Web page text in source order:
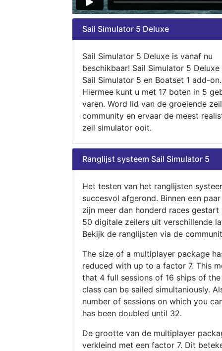
Sail Simulator 5 Deluxe
Sail Simulator 5 Deluxe is vanaf nu
beschikbaar! Sail Simulator 5
Sail Simulator 5 en Boatset 1 add-on.
Hiermee kunt u met 17 boten in 5
varen. Word lid van de groeiende zeil
community en ervaar de meest
zeil simulator ooit.
Ranglijst systeem Sail Simulator 5
Het testen van het ranglijsten
succesvol afgerond. Binnen een
zijn meer dan honderd races gestart
50 digitale zeilers uit verschillende
Bekijk de ranglijsten via de
The size of a multiplayer package
reduced with up to a factor 7. This
that 4 full sessions of 16 ships of
class can be sailed simultaniously.
number of sessions on which you
has been doubled until 32.
De grootte van de multiplayer
verkleind met een factor 7. Dit